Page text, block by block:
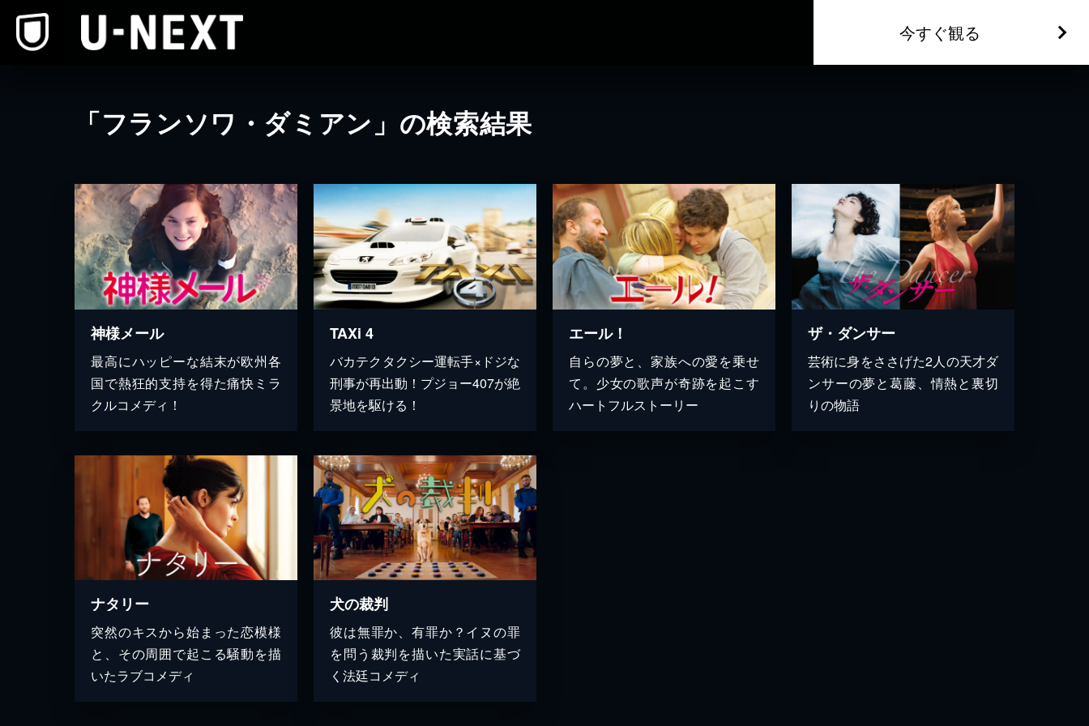
今すぐ観る
「フランソワ・ダミアン」の検索結果
神様メール
最高にハッピーな結末が欧州各
国で熱狂的支持を得た痛快ミラ
クルコメディ！
TAXi 4
バカテクタクシー運転手×ドジな
刑事が再出動！プジョー407が絶
景地を駆ける！
エール！
自らの夢と、家族への愛を乗せ
て。少女の歌声が奇跡を起こす
ハートフルストーリー
ザ・ダンサー
芸術に身をささげた2人の天才ダ
ンサーの夢と葛藤、情熱と裏切
りの物語
ナタリー
突然のキスから始まった恋模様
と、その周囲で起こる騒動を描
いたラブコメディ
犬の裁判
彼は無罪か、有罪か？イヌの罪
を問う裁判を描いた実話に基づ
く法廷コメディ